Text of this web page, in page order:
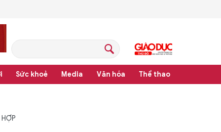
Sức khoẻ Media Văn hóa Thể thao
HỢP